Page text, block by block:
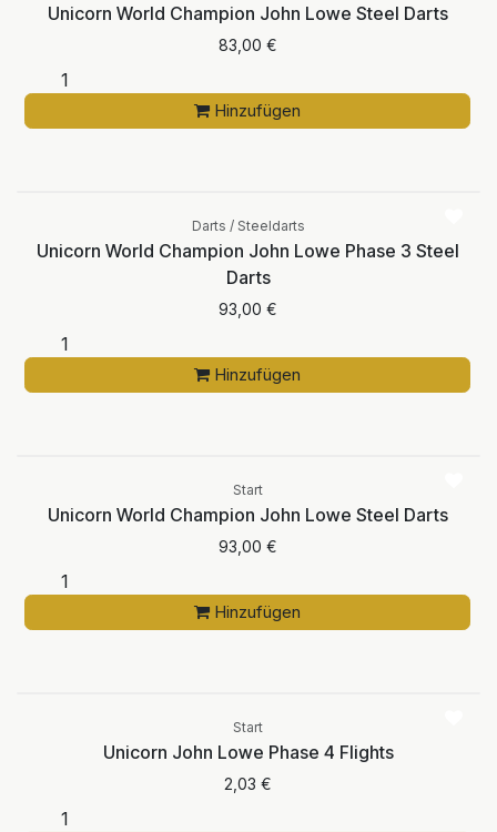
Unicorn World Champion John Lowe Steel Darts
83,00 €
Hinzufügen
Darts / Steeldarts
Unicorn World Champion John Lowe Phase 3 Steel
Darts
93,00 €
Hinzufügen
Start
Unicorn World Champion John Lowe Steel Darts
93,00 €
Hinzufügen
Start
Unicorn John Lowe Phase 4 Flights
2,03 €